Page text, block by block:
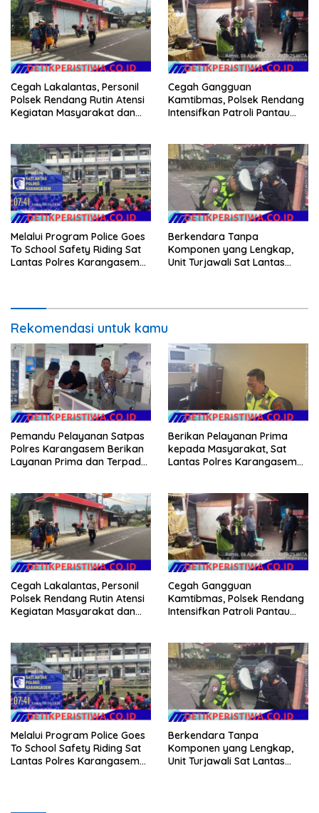
Cegah Lakalantas, Personil
Polsek Rendang Rutin Atensi
Kegiatan Masyarakat dan
Cegah Gangguan
Kamtibmas, Polsek Rendang
Intensifkan Patroli Pantau
Melalui Program Police Goes
To School Safety Riding Sat
Lantas Polres Karangasem
Berkendara Tanpa
Komponen yang Lengkap,
Unit Turjawali Sat Lantas
Rekomendasi untuk kamu
Pemandu Pelayanan Satpas
Polres Karangasem Berikan
Layanan Prima dan Terpadu
Berikan Pelayanan Prima
kepada Masyarakat, Sat
Lantas Polres Karangasem
Cegah Lakalantas, Personil
Polsek Rendang Rutin Atensi
Kegiatan Masyarakat dan
Cegah Gangguan
Kamtibmas, Polsek Rendang
Intensifkan Patroli Pantau
Melalui Program Police Goes
To School Safety Riding Sat
Lantas Polres Karangasem
Berkendara Tanpa
Komponen yang Lengkap,
Unit Turjawali Sat Lantas